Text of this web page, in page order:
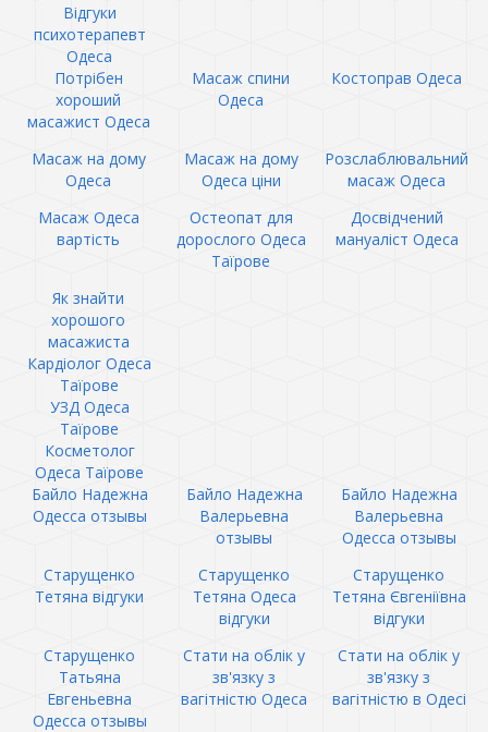
Відгуки
психотерапевт
Одеса
Потрібен
хороший
масажист Одеса
Масаж спини
Одеса
Костоправ Одеса
Масаж на дому
Одеса
Масаж на дому
Одеса ціни
Розслаблювальний
масаж Одеса
Масаж Одеса
вартість
Остеопат для
дорослого Одеса
Таїрове
Досвідчений
мануаліст Одеса
Як знайти
хорошого
масажиста
Кардіолог Одеса
Таїрове
УЗД Одеса
Таїрове
Косметолог
Одеса Таїрове
Байло Надежна
Одесса отзывы
Байло Надежна
Валерьевна
отзывы
Байло Надежна
Валерьевна
Одесса отзывы
Старущенко
Тетяна відгуки
Старущенко
Тетяна Одеса
відгуки
Старущенко
Тетяна Євгеніївна
відгуки
Старущенко
Татьяна
Евгеньевна
Одесса отзывы
Стати на облік у
зв'язку з
вагітністю Одеса
Стати на облік у
зв'язку з
вагітністю в Одесі